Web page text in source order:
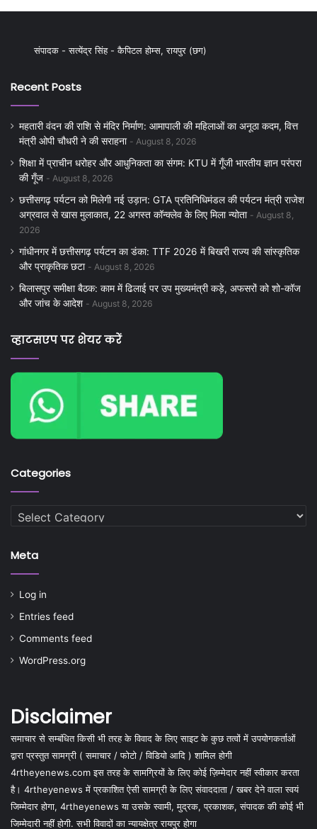
संपादक - सत्येंद्र सिंह - कैपिटल होम्स, रायपुर (छग)
Recent Posts
महतारी वंदन की राशि से मंदिर निर्माण: आमापाली की महिलाओं का अनूठा कदम, वित्त
मंत्री ओपी चौधरी ने की सराहना
August 8, 2026
शिक्षा में प्राचीन धरोहर और आधुनिकता का संगम: KTU में गूँजी भारतीय ज्ञान परंपरा
की गूँज
August 8, 2026
छत्तीसगढ़ पर्यटन को मिलेगी नई उड़ान: GTA प्रतिनिधिमंडल की पर्यटन मंत्री राजेश
अग्रवाल से खास मुलाकात, 22 अगस्त कॉन्क्लेव के लिए मिला न्योता
August 8,
2026
गांधीनगर में छत्तीसगढ़ पर्यटन का डंका: TTF 2026 में बिखरी राज्य की सांस्कृतिक
और प्राकृतिक छटा
August 8, 2026
बिलासपुर समीक्षा बैठक: काम में ढिलाई पर उप मुख्यमंत्री कड़े, अफसरों को शो-कॉज
और जांच के आदेश
August 8, 2026
व्हाटसएप पर शेयर करें
Categories
Categories
Meta
Log in
Entries feed
Comments feed
WordPress.org
Disclaimer
समाचार से सम्बंधित किसी भी तरह के विवाद के लिए साइट के कुछ तत्वों में उपयोगकर्ताओं
द्वारा प्रस्तुत सामग्री ( समाचार / फोटो / विडियो आदि ) शामिल होगी
4rtheyenews.com इस तरह के सामग्रियों के लिए कोई ज़िम्मेदार नहीं स्वीकार करता
है। 4rtheyenews में प्रकाशित ऐसी सामग्री के लिए संवाददाता / खबर देने वाला स्वयं
जिम्मेदार होगा, 4rtheyenews या उसके स्वामी, मुद्रक, प्रकाशक, संपादक की कोई भी
जिम्मेदारी नहीं होगी. सभी विवादों का न्यायक्षेत्र रायपुर होगा